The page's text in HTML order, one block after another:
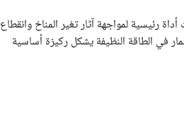
رئيسية لمواجهة آثار تغير المناخ وانقطاع
في الطاقة النظيفة يشكل ركيزة أساسية